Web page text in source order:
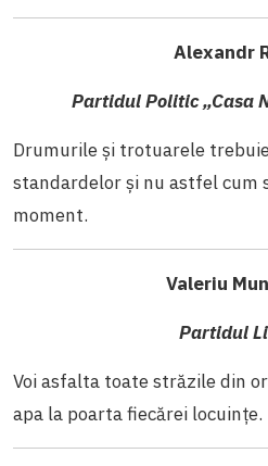
Alexandr
Partidul Politic „Casa
Drumurile și trotuarele
standardelor și nu astfel cum
moment.
Valeriu
Partidul
Voi asfalta toate străzile din
apa la poarta fiecărei locuințe.